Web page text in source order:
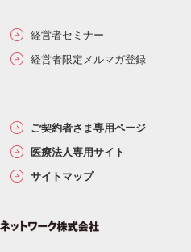
経営者セミナー
経営者限定メルマガ登録
ご契約者さま専用ページ
医療法人専用サイト
サイトマップ